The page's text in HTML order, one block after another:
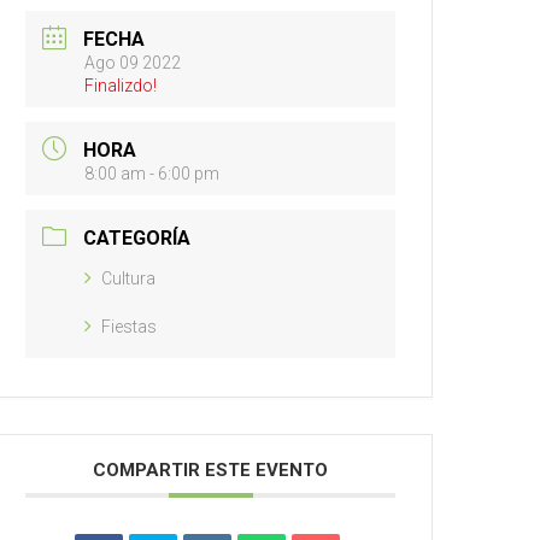
FECHA
Ago 09 2022
Finalizdo!
HORA
8:00 am - 6:00 pm
CATEGORÍA
Cultura
Fiestas
COMPARTIR ESTE EVENTO